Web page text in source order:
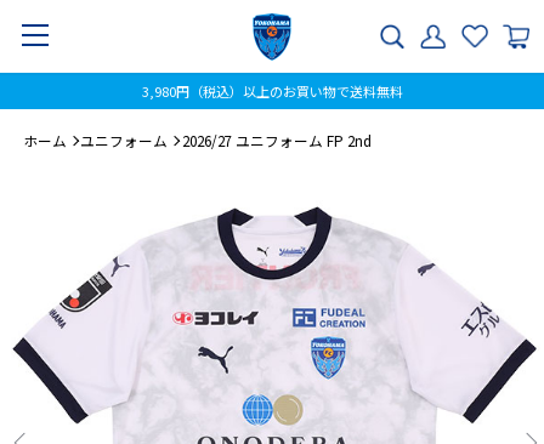
3,980円（税込）以上のお買い物で送料無料
ホーム ユニフォーム 2026/27 ユニフォーム FP 2nd